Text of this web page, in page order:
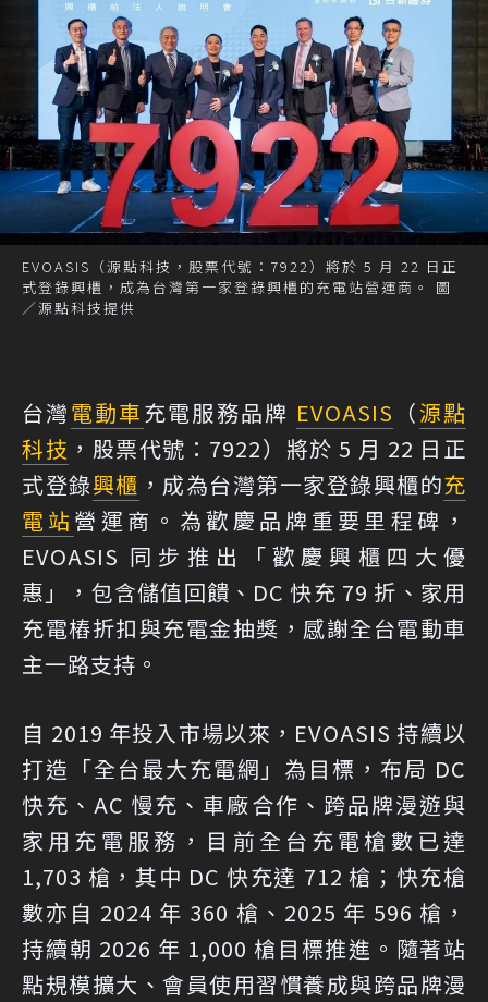
EVOASIS（源點科技，股票代號：7922）將於 5 月 22 日正
式登錄興櫃，成為台灣第一家登錄興櫃的充電站營運商。 圖
／源點科技提供
台灣電動車充電服務品牌 EVOASIS （源點
科技 ，股票代號：7922）將於 5 月 22 日正
式登錄興櫃 ，成為台灣第一家登錄興櫃的充
電站 營運商。為歡慶品牌重要里程碑，
EVOASIS 同步推出「歡慶興櫃四大優
惠」，包含儲值回饋、DC 快充 79 折、家用
充電樁折扣與充電金抽獎，感謝全台電動車
主一路支持。
自 2019 年投入市場以來，EVOASIS 持續以
打造「全台最大充電網」為目標，布局 DC
快充、AC 慢充、車廠合作、跨品牌漫遊與
家用充電服務，目前全台充電槍數已達
1,703 槍，其中 DC 快充達 712 槍；快充槍
數亦自 2024 年 360 槍、2025 年 596 槍，
持續朝 2026 年 1,000 槍目標推進。隨著站
點規模擴大、會員使用習慣養成與跨品牌漫